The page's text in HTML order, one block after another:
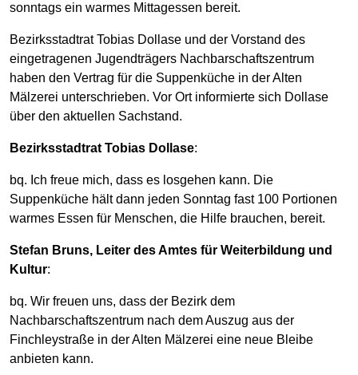
sonntags ein warmes Mittagessen bereit.
Bezirksstadtrat Tobias Dollase und der Vorstand des
eingetragenen Jugendträgers Nachbarschaftszentrum
haben den Vertrag für die Suppenküche in der Alten
Mälzerei unterschrieben. Vor Ort informierte sich Dollase
über den aktuellen Sachstand.
Bezirksstadtrat Tobias Dollase:
bq. Ich freue mich, dass es losgehen kann. Die
Suppenküche hält dann jeden Sonntag fast 100 Portionen
warmes Essen für Menschen, die Hilfe brauchen, bereit.
Stefan Bruns, Leiter des Amtes für Weiterbildung und
Kultur:
bq. Wir freuen uns, dass der Bezirk dem
Nachbarschaftszentrum nach dem Auszug aus der
Finchleystraße in der Alten Mälzerei eine neue Bleibe
anbieten kann.